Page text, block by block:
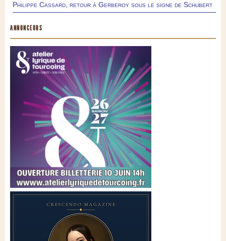
Philippe Cassard, retour à Gerberoy sous le signe de Schubert
ANNONCEURS